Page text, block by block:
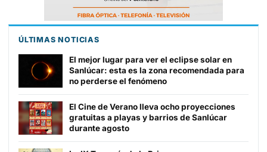
ÚLTIMAS NOTICIAS
El mejor lugar para ver el eclipse solar en
Sanlúcar: esta es la zona recomendada para
no perderse el fenómeno
El Cine de Verano lleva ocho proyecciones
gratuitas a playas y barrios de Sanlúcar
durante agosto